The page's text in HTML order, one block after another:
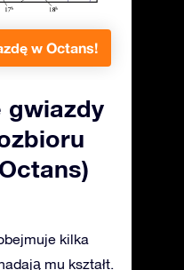
w Octans!
gwiazdy
kilka
mu kształt.